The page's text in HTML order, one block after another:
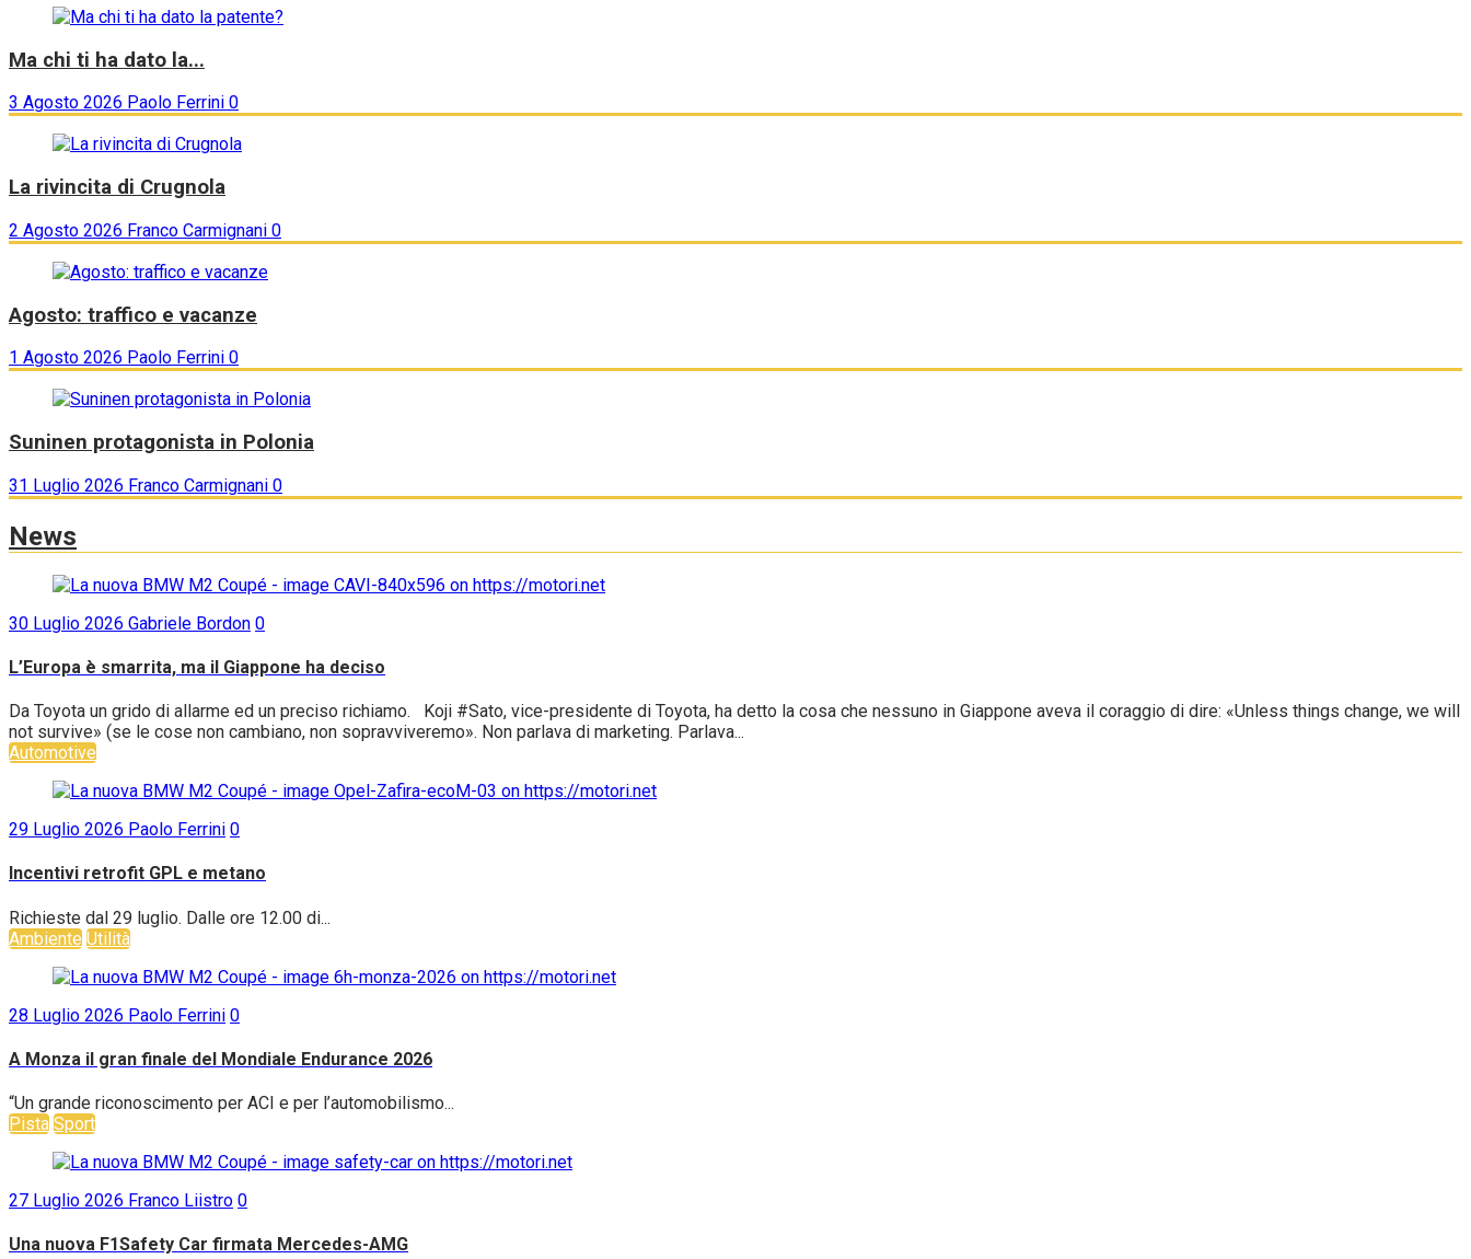
Ma chi ti ha dato la...
3 Agosto 2026 Paolo Ferrini 0
La rivincita di Crugnola
2 Agosto 2026 Franco Carmignani 0
Agosto: traffico e vacanze
1 Agosto 2026 Paolo Ferrini 0
Suninen protagonista in Polonia
31 Luglio 2026 Franco Carmignani 0
News
30 Luglio 2026 Gabriele Bordon 0
L’Europa è smarrita, ma il Giappone ha deciso
Da Toyota un grido di allarme ed un preciso richiamo. Koji #Sato, vice-presidente di Toyota, ha detto la cosa che nessuno in Giappone aveva il coraggio di dire: «Unless things change, we will
not survive» (se le cose non cambiano, non sopravviveremo». Non parlava di marketing. Parlava...
Automotive
29 Luglio 2026 Paolo Ferrini 0
Incentivi retrofit GPL e metano
Richieste dal 29 luglio. Dalle ore 12.00 di...
Ambiente Utilità
28 Luglio 2026 Paolo Ferrini 0
A Monza il gran finale del Mondiale Endurance 2026
“Un grande riconoscimento per ACI e per l’automobilismo...
Pista Sport
27 Luglio 2026 Franco Liistro 0
Una nuova F1Safety Car firmata Mercedes-AMG